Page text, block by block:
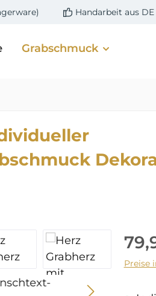
Handarbeit aus DE
Grabschmuck
Preise